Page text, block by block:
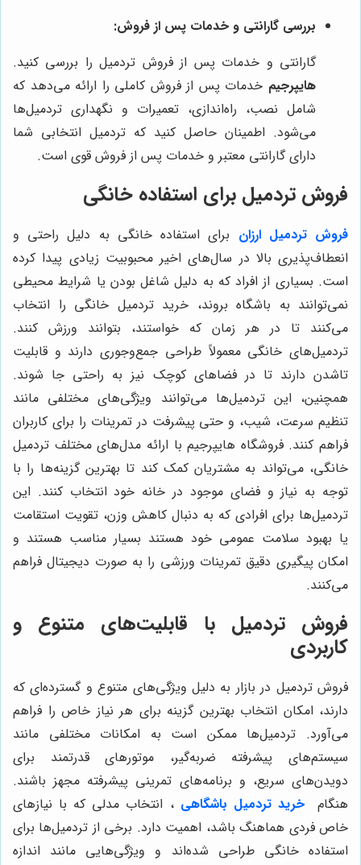
بررسی گارانتی و خدمات پس از فروش:
گارانتی و خدمات پس از فروش تردمیل را بررسی کنید.
هایپرجیم خدمات پس از فروش کاملی را ارائه می‌دهد که
شامل نصب، راه‌اندازی، تعمیرات و نگهداری تردمیل‌ها
می‌شود. اطمینان حاصل کنید که تردمیل انتخابی شما
دارای گارانتی معتبر و خدمات پس از فروش قوی است.
فروش تردمیل برای استفاده خانگی
فروش تردمیل ارزان برای استفاده خانگی به دلیل راحتی و
انعطاف‌پذیری بالا در سال‌های اخیر محبوبیت زیادی پیدا کرده
است. بسیاری از افراد که به دلیل شاغل بودن یا شرایط محیطی
نمی‌توانند به باشگاه بروند، خرید تردمیل خانگی را انتخاب
می‌کنند تا در هر زمان که خواستند، بتوانند ورزش کنند.
تردمیل‌های خانگی معمولاً طراحی جمع‌وجوری دارند و قابلیت
تاشدن دارند تا در فضاهای کوچک نیز به راحتی جا شوند.
همچنین، این تردمیل‌ها می‌توانند ویژگی‌های مختلفی مانند
تنظیم سرعت، شیب، و حتی پیشرفت در تمرینات را برای کاربران
فراهم کنند. فروشگاه هایپرجیم با ارائه مدل‌های مختلف تردمیل
خانگی، می‌تواند به مشتریان کمک کند تا بهترین گزینه‌ها را با
توجه به نیاز و فضای موجود در خانه خود انتخاب کنند. این
تردمیل‌ها برای افرادی که به دنبال کاهش وزن، تقویت استقامت
یا بهبود سلامت عمومی خود هستند بسیار مناسب هستند و
امکان پیگیری دقیق تمرینات ورزشی را به صورت دیجیتال فراهم
می‌کنند.
فروش تردمیل با قابلیت‌های متنوع و
کاربردی
فروش تردمیل در بازار به دلیل ویژگی‌های متنوع و گسترده‌ای که
دارند، امکان انتخاب بهترین گزینه برای هر نیاز خاص را فراهم
می‌آورد. تردمیل‌ها ممکن است به امکانات مختلفی مانند
سیستم‌های پیشرفته ضربه‌گیر، موتورهای قدرتمند برای
دویدن‌های سریع، و برنامه‌های تمرینی پیشرفته مجهز باشند.
هنگام
خرید تردمیل باشگاهی ، انتخاب مدلی که با نیازهای
خاص فردی هماهنگ باشد، اهمیت دارد. برخی از تردمیل‌ها برای
استفاده خانگی طراحی شده‌اند و ویژگی‌هایی مانند اندازه